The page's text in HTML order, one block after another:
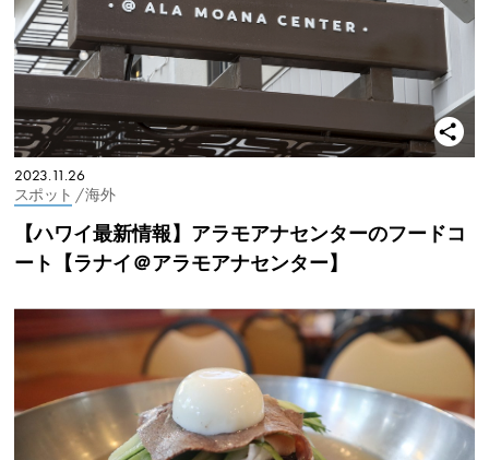
2023.11.26
スポット / 海外
【ハワイ最新情報】アラモアナセンターのフードコ
ート【ラナイ＠アラモアナセンター】